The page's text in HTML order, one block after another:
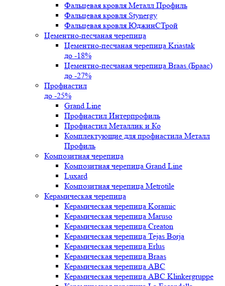
Фальцевая кровля Металл Профиль
Фальцевая кровля Stynergy
Фальцевая кровля ЮджинСТрой
Цементно-песчаная черепица
Цементно-песчаная черепица Kriastak
до -18%
Цементно-песчаная черепица Braas (Браас)
до -27%
Профнастил
до -25%
Grand Line
Профнастил Интерпрофиль
Профнастил Металлик и Ко
Комплектующие для профнастила Металл
Профиль
Композитная черепица
Композитная черепица Grand Line
Luxard
Композитная черепица Metrotile
Керамическая черепица
Керамическая черепица Koramic
Керамическая черепица Maruso
Керамическая черепица Creaton
Керамическая черепица Tejas Borja
Керамическая черепица Erlus
Керамическая черепица Braas
Керамическая черепица ABC
Керамическая черепица ABC Klinkergruppe